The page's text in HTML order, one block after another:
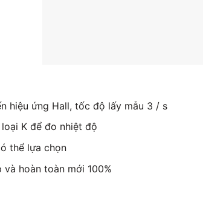
hiệu ứng Hall, tốc độ lấy mẫu 3 / s
K để đo nhiệt độ
thể lựa chọn
hoàn toàn mới 100%